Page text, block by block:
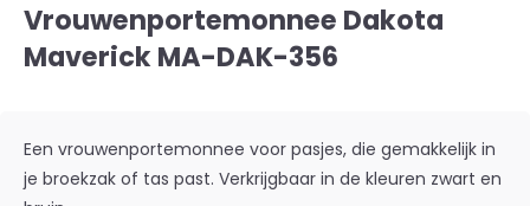
Vrouwenportemonnee Dakota
Maverick MA-DAK-356
Een vrouwenportemonnee voor pasjes, die gemakkelijk in
je broekzak of tas past. Verkrijgbaar in de kleuren zwart en